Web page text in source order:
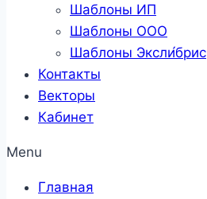
Шаблоны ИП
Шаблоны ООО
Шаблоны Эксли́брис
Контакты
Векторы
Кабинет
Menu
Главная